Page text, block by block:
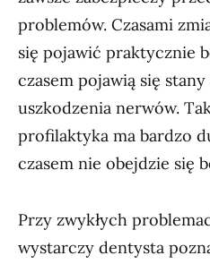
problemów. Czasami
się pojawić praktycznie
czasem pojawią się
uszkodzenia nerwów.
profilaktyka ma bardzo
czasem nie obejdzie się
Przy zwykłych
wystarczy dentysta